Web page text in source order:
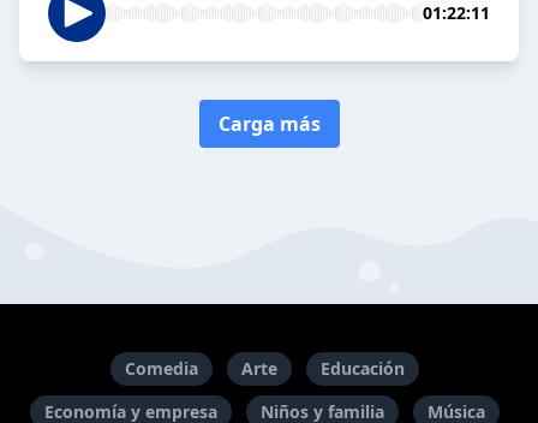
01:22:11
Carga más
Comedia Arte
Educación
Economía y empresa
Niños y familia Música